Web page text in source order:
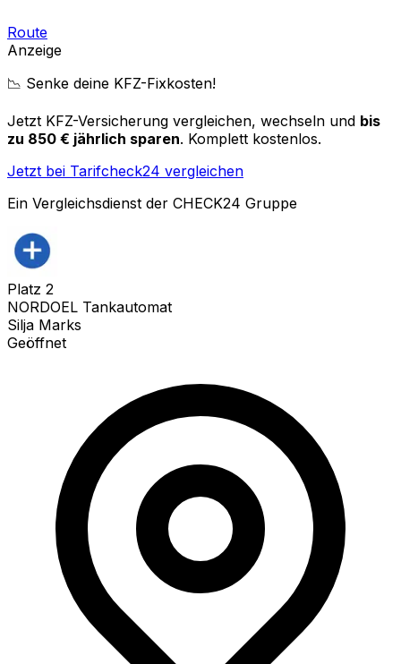
Route
Anzeige
📉 Senke deine KFZ-Fixkosten!
Jetzt KFZ-Versicherung vergleichen, wechseln und bis
zu 850 € jährlich sparen. Komplett kostenlos.
Jetzt bei Tarifcheck24 vergleichen
Ein Vergleichsdienst der CHECK24 Gruppe
Platz 2
NORDOEL Tankautomat
Silja Marks
Geöffnet